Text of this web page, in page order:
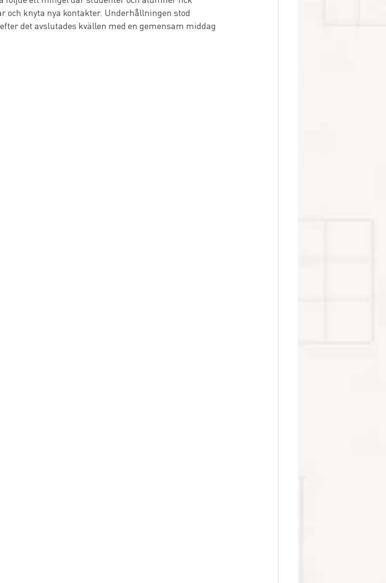
och knyta nya kontakter. Underhållningen stod
det avslutades kvällen med en gemensam middag